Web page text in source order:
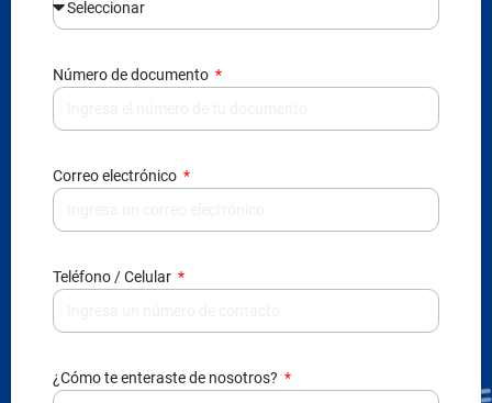
Número de documento
Correo electrónico
Teléfono / Celular
¿Cómo te enteraste de nosotros?